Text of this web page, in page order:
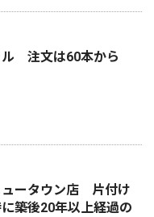
ル 注文は60本から
ュータウン店 片付け
築後20年以上経過の